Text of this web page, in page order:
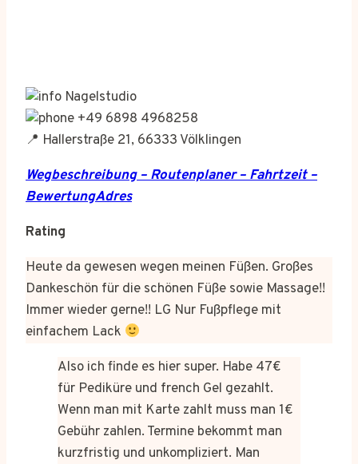
Nagelstudio
+49 6898 4968258
📍 Hallerstraße 21, 66333 Völklingen
Wegbeschreibung – Routenplaner – Fahrtzeit –
BewertungAdres
Rating
Heute da gewesen wegen meinen Füßen. Großes
Dankeschön für die schönen Füße sowie Massage!!
Immer wieder gerne!! LG Nur Fußpflege mit
einfachem Lack
Also ich finde es hier super. Habe 47€
für Pediküre und french Gel gezahlt.
Wenn man mit Karte zahlt muss man 1€
Gebühr zahlen. Termine bekommt man
kurzfristig und unkompliziert. Man